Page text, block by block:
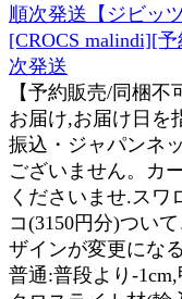
順次発送【ジビッ
[CROCS malindi][
次発送
【予約販売/同梱
お届け,お届け日を
振込・ジャパンネ
ございません。カ
くださいませ.スワ
コ(3150円分)つい
ザインが変更にな
普通:普段より-